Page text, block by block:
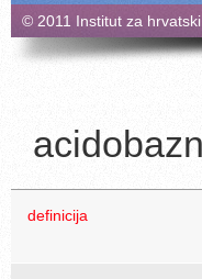
© 2011 Institut za
definicija